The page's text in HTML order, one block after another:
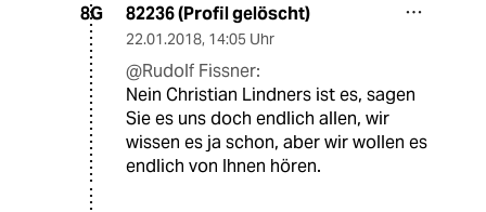
8G 82236 (Profil gelöscht)
22.01.2018, 14:05 Uhr
@Rudolf Fissner:
Nein Christian Lindners ist es, sagen
Sie es uns doch endlich allen, wir
wissen es ja schon, aber wir wollen es
endlich von Ihnen hören.